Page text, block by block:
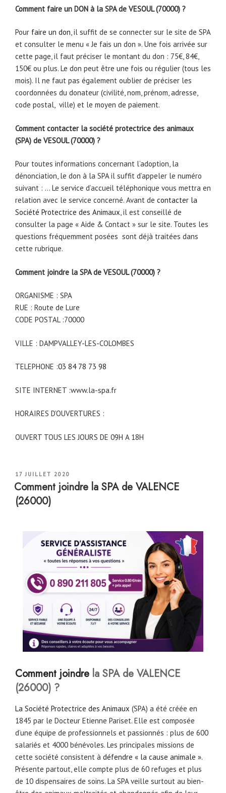
Comment faire un DON à la SPA de VESOUL (70000) ?
Pour faire un don, il suffit de se connecter sur le site de SPA
et consulter le menu « Je fais un don ». Une fois arrivée sur
cette page, il faut préciser le montant du don : 75€, 84€,
150€ ou plus. Le don peut être une fois ou régulier (tous les
mois). Il ne faut pas également oublier de préciser les
coordonnées du donateur (civilité, nom, prénom, adresse,
code postal, ville) et le moyen de paiement.
Comment contacter la société protectrice des animaux
(SPA) de VESOUL (70000) ?
Pour toutes informations concernant l’adoption, la
dénonciation, le don à la SPA il suffit d’appeler le numéro
suivant : … Le service d’accueil téléphonique vous mettra en
relation avec le service concerné. Avant de contacter la
Société Protectrice des Animaux, il est conseillé de
consulter la page « Aide & Contact » sur le site. Toutes les
questions fréquemment posées sont déjà traitées dans
cette rubrique.
Comment joindre la SPA de VESOUL (70000) ?
ORGANISME : SPA
RUE : Route de Lure
CODE POSTAL :70000
VILLE : DAMPVALLEY-LES-COLOMBES
TELEPHONE :03 84 78 73 98
SITE INTERNET :www.la-spa.fr
HORAIRES D’OUVERTURES :
OUVERT TOUS LES JOURS DE 09H A 18H
PUBLIÉ
LE
17 JUILLET 2020
Comment joindre la SPA de VALENCE
(26000)
Comment joindre la SPA de VALENCE
(26000) ?
La Société Protectrice des Animaux (SPA) a été créée en
1845 par le Docteur Etienne Pariset. Elle est composée
d’une équipe de professionnels et passionnés : plus de 600
salariés et 4000 bénévoles. Les principales missions de
cette société consistent à défendre « la cause animale ».
Présente partout, elle compte plus de 60 refuges et plus
de 10 dispensaires de soins. La SPA veille surtout au bien-